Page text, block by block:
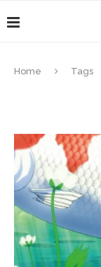
Home Tags